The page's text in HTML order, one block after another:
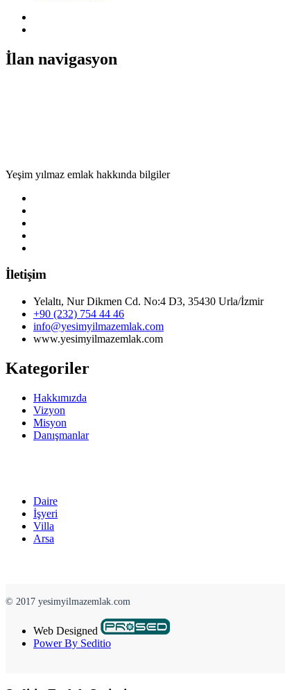
İlan navigasyon
Yeşim yılmaz emlak hakkında bilgiler
İletişim
Yelaltı, Nur Dikmen Cd. No:4 D3, 35430 Urla/İzmir
+90 (232) 754 44 46
info@yesimyilmazemlak.com
www.yesimyilmazemlak.com
Kategoriler
Hakkımızda
Vizyon
Misyon
Danışmanlar
Daire
İşyeri
Villa
Arsa
© 2017 yesimyilmazemlak.com
Web Designed
Power By Seditio